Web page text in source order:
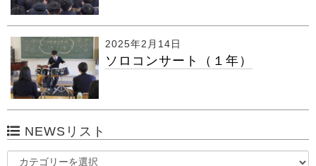
2025年2月14日
ソロコンサート（１年）
NEWSリスト